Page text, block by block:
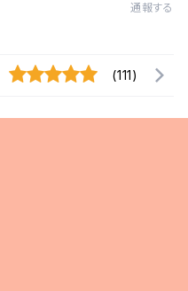
通報する
(111)